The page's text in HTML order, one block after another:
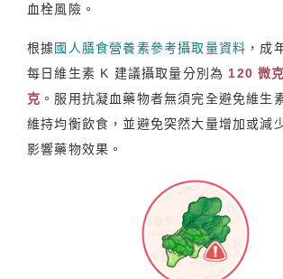
血栓風險。
根據國人膳食營養素參考攝取量資料 ，成
每日維生素 K 建議攝取量分別為 120 微
克 。服用抗凝血藥物者無須完全避免維生
維持均衡飲食，並避免突然大量增加或減
影響藥物效果。